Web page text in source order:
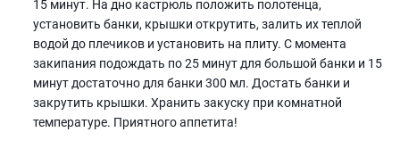
15 минут. На дно кастрюль положить полотенца,
установить банки, крышки открутить, залить их теплой
водой до плечиков и установить на плиту. С момента
закипания подождать по 25 минут для большой банки и 15
минут достаточно для банки 300 мл. Достать банки и
закрутить крышки. Хранить закуску при комнатной
температуре. Приятного аппетита!